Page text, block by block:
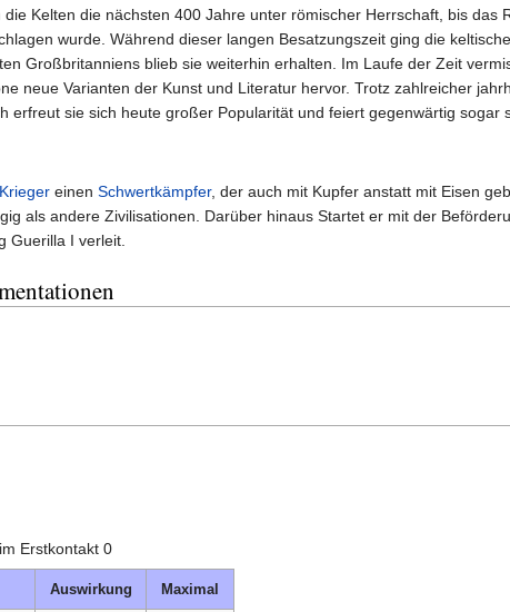
Kelten die nächsten 400 Jahre unter römischer Herrschaft, bis
wurde. Während dieser langen Besatzungszeit ging die
Großbritanniens blieb sie weiterhin erhalten. Im Laufe der Zeit
neue Varianten der Kunst und Literatur hervor. Trotz zahlreicher
erfreut sie sich heute großer Popularität und feiert gegenwärtig sogar
einen Schwertkämpfer, der auch mit Kupfer anstatt mit Eisen
als andere Zivilisationen. Darüber hinaus Startet er mit der
Guerilla I verleit.
Erstkontakt 0
Auswirkung
Maximal